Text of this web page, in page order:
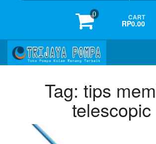
0 CART
RP0.00
Tag: tips
telescopic